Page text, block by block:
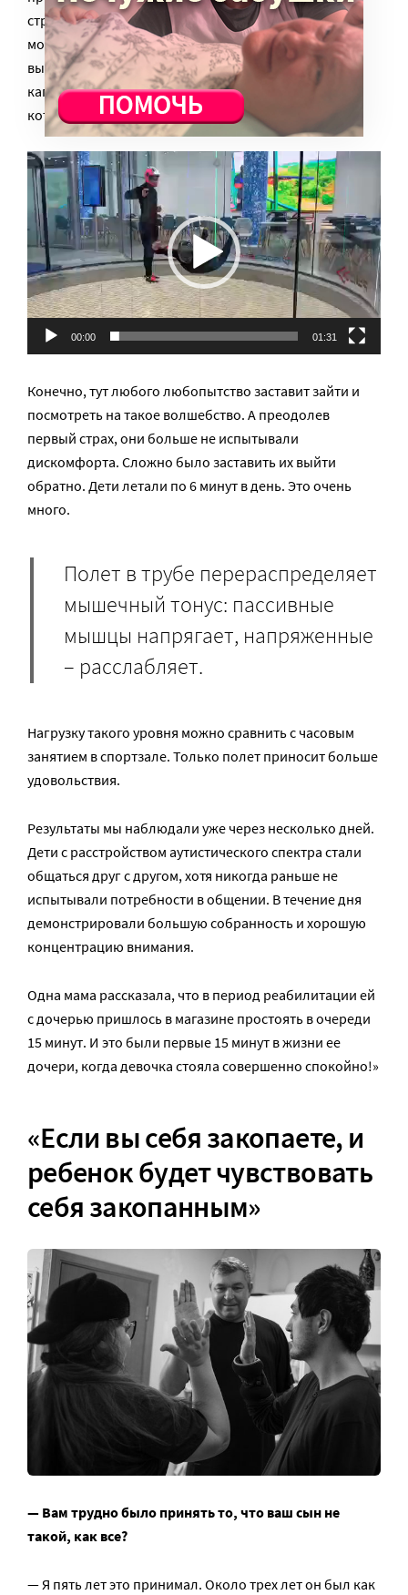
струю воздуха и запускали в трубу мячик, которым
можно было играть в «воздушный» футбол, или
выливали стакан воды – и он, как в сказке, вылетал
капельками снизу вверх. Представляете, дождик,
который льется снизу вверх!
Видеоплеер
00:00 01:31
Конечно, тут любого любопытство заставит зайти и
посмотреть на такое волшебство. А преодолев
первый страх, они больше не испытывали
дискомфорта. Сложно было заставить их выйти
обратно. Дети летали по 6 минут в день. Это очень
много.
Полет в трубе перераспределяет
мышечный тонус: пассивные
мышцы напрягает, напряженные
– расслабляет.
Нагрузку такого уровня можно сравнить с часовым
занятием в спортзале. Только полет приносит больше
удовольствия.
Результаты мы наблюдали уже через несколько дней.
Дети с расстройством аутистического спектра стали
общаться друг с другом, хотя никогда раньше не
испытывали потребности в общении. В течение дня
демонстрировали большую собранность и хорошую
концентрацию внимания.
Одна мама рассказала, что в период реабилитации ей
с дочерью пришлось в магазине простоять в очереди
15 минут. И это были первые 15 минут в жизни ее
дочери, когда девочка стояла совершенно спокойно!»
«Если вы себя закопаете, и
ребенок будет чувствовать
себя закопанным»
— Вам трудно было принять то, что ваш сын не
такой, как все?
— Я пять лет это принимал. Около трех лет он был как